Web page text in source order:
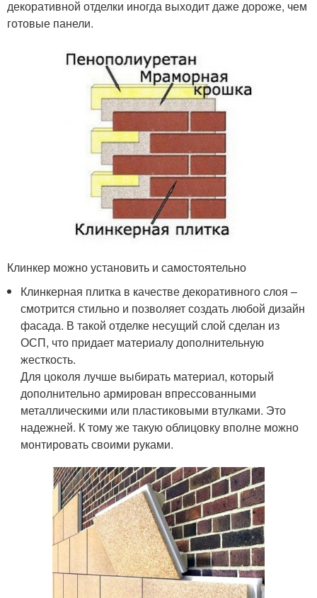
декоративной отделки иногда выходит даже дороже, чем
готовые панели.
Клинкер можно установить и самостоятельно
Клинкерная плитка в качестве декоративного слоя –
смотрится стильно и позволяет создать любой дизайн
фасада. В такой отделке несущий слой сделан из
ОСП, что придает материалу дополнительную
жесткость.
Для цоколя лучше выбирать материал, который
дополнительно армирован впрессованными
металлическими или пластиковыми втулками. Это
надежней. К тому же такую облицовку вполне можно
монтировать своими руками.